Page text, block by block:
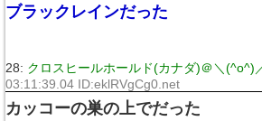
ブラックレインだった
28: クロスヒールホールド(カナダ)＠＼(^o^)
03:11:39.04 ID:eklRVgCg0.net
カッコーの巣の上でだった